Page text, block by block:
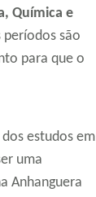
Química e
períodos são
para que o
estudos em
uma
Anhanguera